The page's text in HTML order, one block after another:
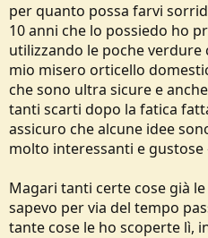
per quanto possa farvi
10 anni che lo possiedo ho
utilizzando le poche
mio misero orticello
che sono ultra sicure e
tanti scarti dopo la fatica
assicuro che alcune idee
molto interessanti e gustose
Magari tanti certe cose già
sapevo per via del tempo
tante cose le ho scoperte lì,